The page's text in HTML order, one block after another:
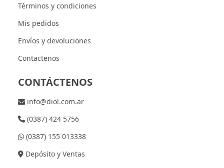
Términos y condiciones
Mis pedidos
Envíos y devoluciones
Contactenos
CONTÁCTENOS
info@diol.com.ar
(0387) 424 5756
(0387) 155 013338
Depósito y Ventas